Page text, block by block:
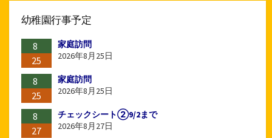
幼稚園行事予定
8
25
家庭訪問
2026年8月25日
8
25
家庭訪問
2026年8月25日
8
27
チェックシート②9/2まで
2026年8月27日